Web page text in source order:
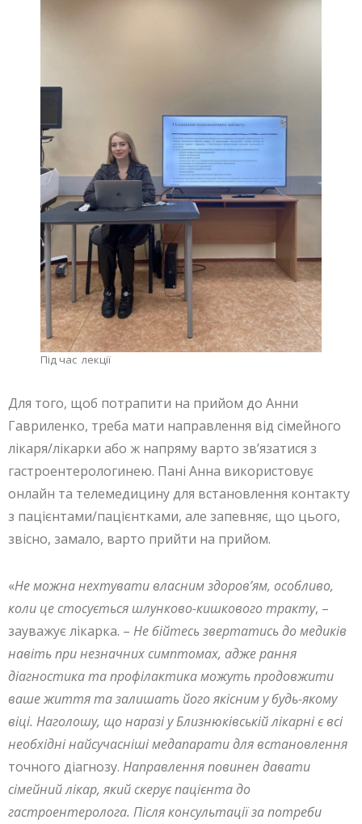
Під час лекції
Для того, щоб потрапити на прийом до Анни
Гавриленко, треба мати направлення від сімейного
лікаря/лікарки або ж напряму варто зв’язатися з
гастроентерологинею. Пані Анна використовує
онлайн та телемедицину для встановлення контакту
з пацієнтами/пацієнтками, але запевняє, що цього,
звісно, замало, варто прийти на прийом.
«Не можна нехтувати власним здоров’ям, особливо,
коли це стосується шлунково-кишкового тракту, –
зауважує лікарка. – Не бійтесь звертатись до медиків
навіть при незначних симптомах, адже рання
діагностика та профілактика можуть продовжити
ваше життя та залишать його якісним у будь-якому
віці. Наголошу, що наразі у Близнюківській лікарні є всі
необхідні найсучасніші медапарати для встановлення
точного діагнозу. Направлення повинен давати
сімейний лікар, який скерує пацієнта до
гастроентеролога. Після консультації за потреби